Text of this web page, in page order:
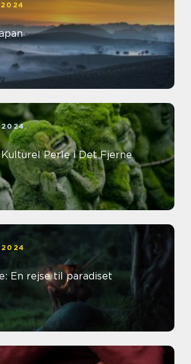
Kulturel Perle i Det Fjerne
En rejse til paradiset